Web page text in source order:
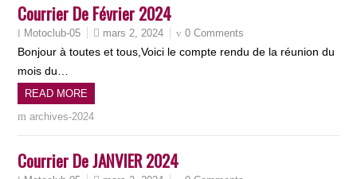
Courrier De Février 2024
Motoclub-05 mars 2, 2024 0 Comments
Bonjour à toutes et tous,Voici le compte rendu de la réunion du
mois du…
READ MORE
archives-2024
Courrier De JANVIER 2024